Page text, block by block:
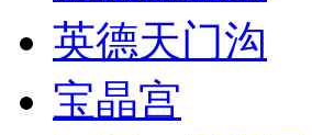
英德天门沟
宝晶宫